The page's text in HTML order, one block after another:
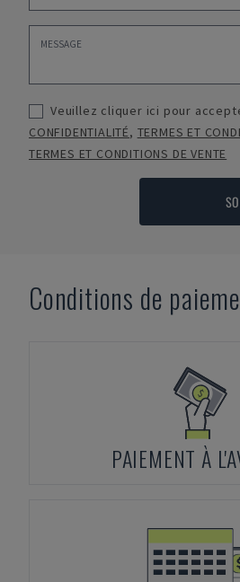
Veuillez cliquer ici pour
CONFIDENTIALITÉ, TERMES ET
TERMES ET CONDITIONS DE VENTE
Conditions de
PAIEMENT À